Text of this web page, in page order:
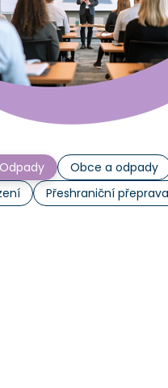
Odpady
Obce a odpady
Přeshraniční přeprava